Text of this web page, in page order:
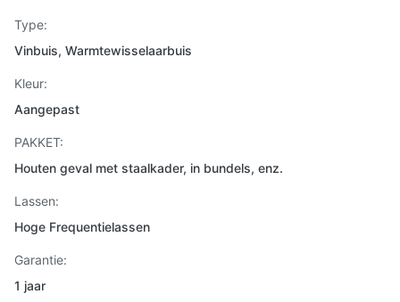
Type:
Vinbuis, Warmtewisselaarbuis
Kleur:
Aangepast
PAKKET:
Houten geval met staalkader, in bundels, enz.
Lassen:
Hoge Frequentielassen
Garantie:
1 jaar